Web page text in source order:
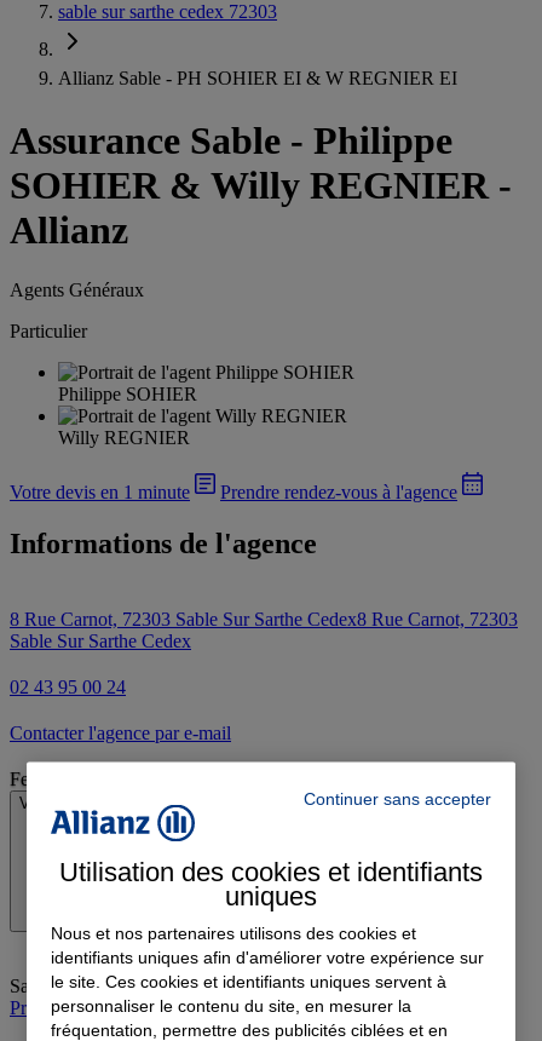
sable sur sarthe cedex 72303
Allianz Sable - PH SOHIER EI & W REGNIER EI
Assurance Sable - Philippe
SOHIER & Willy REGNIER -
Allianz
Agents Généraux
Particulier
Philippe SOHIER
Willy REGNIER
Votre devis en 1 minute Prendre rendez-vous à l'agence
Informations de l'agence
8 Rue Carnot, 72303 Sable Sur Sarthe Cedex8 Rue Carnot, 72303
Sable Sur Sarthe Cedex
02 43 95 00 24
Contacter l'agence par e-mail
Fermé
Voir les horaires
Samedi : Fermé
Prendre rendez-vous à l'agence
Continuer sans accepter
Utilisation des cookies et identifiants
uniques
Nous et nos partenaires utilisons des cookies et
identifiants uniques afin d'améliorer votre expérience sur
le site. Ces cookies et identifiants uniques servent à
personnaliser le contenu du site, en mesurer la
fréquentation, permettre des publicités ciblées et en